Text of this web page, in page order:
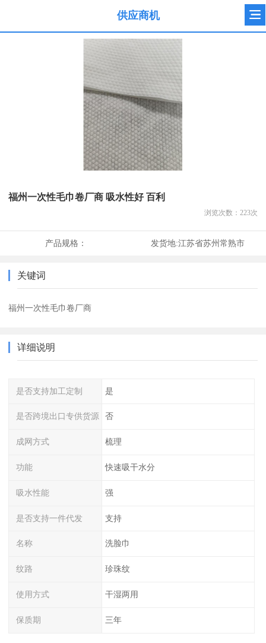
供应商机
福州一次性毛巾卷厂商 吸水性好 百利
浏览次数： 223次
产品规格： 发货地:江苏省苏州常熟市
关键词
福州一次性毛巾卷厂商
详细说明
是否支持加工定制 是
是否跨境出口专供货源 否
成网方式 梳理
功能 快速吸干水分
吸水性能 强
是否支持一件代发 支持
名称 洗脸巾
纹路 珍珠纹
使用方式 干湿两用
保质期 三年